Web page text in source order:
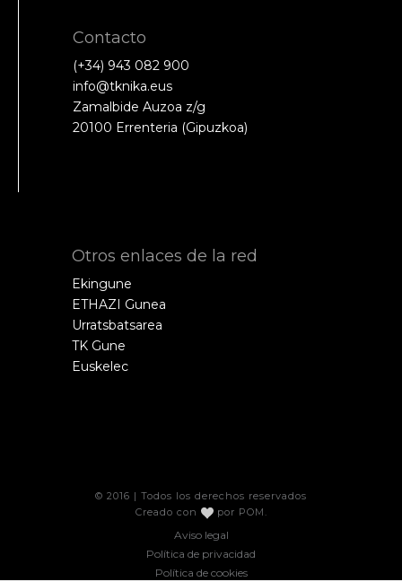
Contacto
(+34) 943 082 900
info@tknika.eus
Zamalbide Auzoa z/g
20100 Errenteria (Gipuzkoa)
Otros enlaces de la red
Ekingune
ETHAZI Gunea
Urratsbatsarea
TK Gune
Euskelec
© 2016 | Todos los derechos reservados
Creado con
por POM
Aviso legal
Política de privacidad
Política de cookies